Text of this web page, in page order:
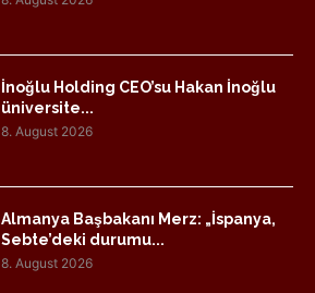
İnoğlu Holding CEO’su Hakan İnoğlu
üniversite...
8. August 2026
Almanya Başbakanı Merz: „İspanya,
Sebte’deki durumu...
8. August 2026